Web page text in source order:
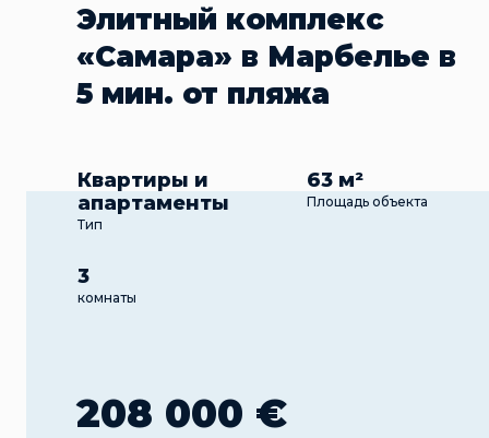
Элитный комплекс
«Самара» в Марбелье в
5 мин. от пляжа
Квартиры и
апартаменты
Тип
63 м²
Площадь объекта
3
комнаты
208 000 €